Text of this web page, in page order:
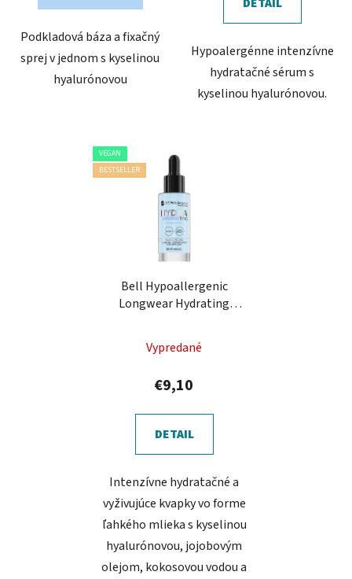
Podkladová báza a fixačný
sprej v jednom s kyselinou
hyalurónovou
Hypoalergénne intenzívne
hydratačné sérum s
kyselinou hyalurónovou.
VEGAN
BESTSELLER
Bell Hypoallergenic
Longwear Hydrating
Vypredané
€9,10
DETAIL
Intenzívne hydratačné a
vyživujúce kvapky vo forme
ľahkého mlieka s kyselinou
hyalurónovou, jojobovým
olejom, kokosovou vodou a